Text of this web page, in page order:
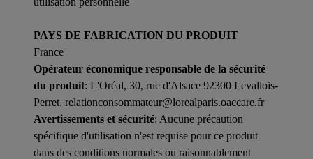
PAYS DE FABRICATION DU PRODUIT
France
Opérateur économique responsable de la sécurité
du produit: L'Oréal, 30, rue d'Alsace 92300 Levallois-
Perret, relationconsommateur@lorealparis.oaccare.fr
Avertissements et sécurité: Aucune précaution
spécifique d'utilisation n'est requise pour ce produit
dans des conditions normales ou raisonnablement